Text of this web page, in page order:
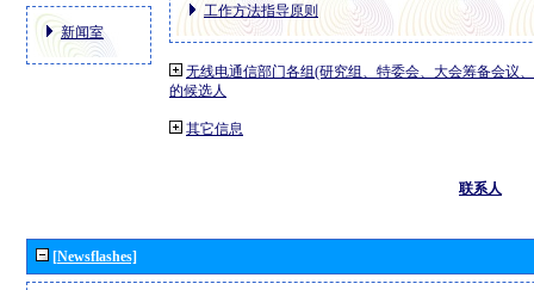
新闻室
工作方法指导原则
无线电通信部门各组(研究组、特委会、大会筹备会议
的候选人
其它信息
联系人
[Newsflashes]